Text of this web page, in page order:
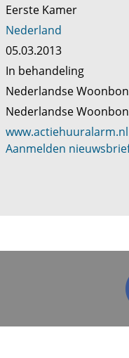
Eerste Kamer
Nederland
05.03.2013
In behandeling
Nederlandse
Nederlandse
www.actiehuuralarm.nl
Aanmelden